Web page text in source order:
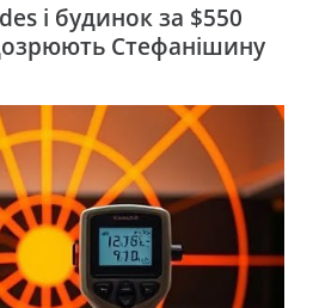
і будинок за $550
Стефанішину